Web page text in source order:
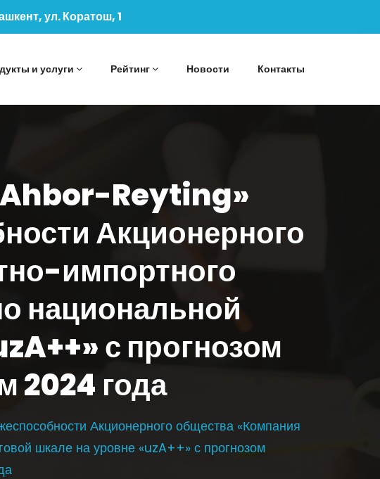
ул. Коратош, 1
и услуги Рейтинг Новости Контакты
Reyting»
Акционерного
импортного
национальной
с прогнозом
2024 года
Акционерного общества «Компания
шкале на уровне «uzA++» с прогнозом